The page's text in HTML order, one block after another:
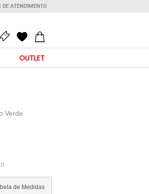
DE ATENDIMENTO
OUTLET
Verde
de Medidas